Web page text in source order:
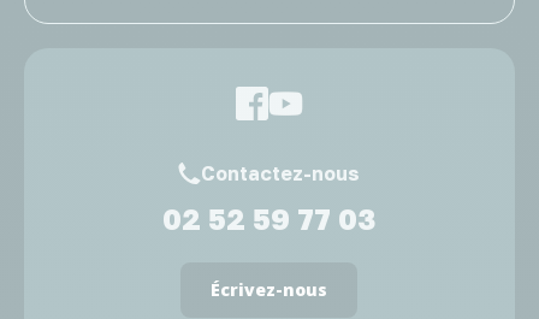
Contactez-nous
02 52 59 77 03
Écrivez-nous